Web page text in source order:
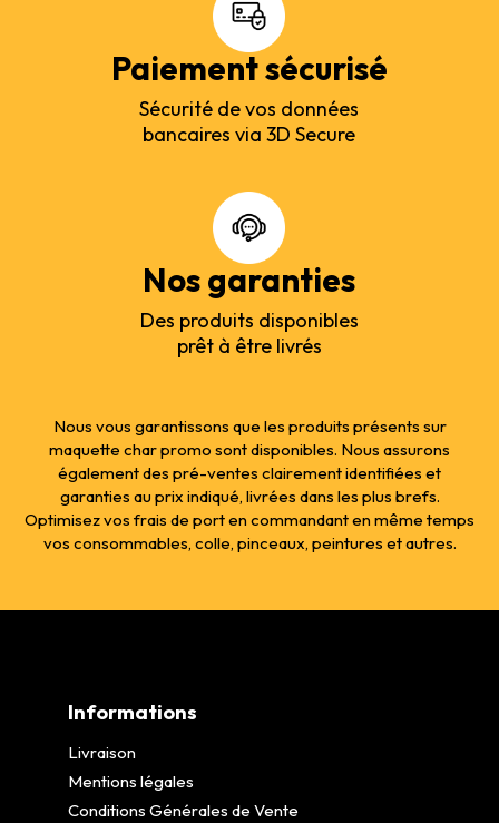
Paiement sécurisé
Sécurité de vos données
bancaires via 3D Secure
Nos garanties
Des produits disponibles
prêt à être livrés
Nous vous garantissons que les produits présents sur
maquette char promo sont disponibles. Nous assurons
également des pré-ventes clairement identifiées et
garanties au prix indiqué, livrées dans les plus brefs.
Optimisez vos frais de port en commandant en même temps
vos consommables, colle, pinceaux, peintures et autres.
Informations
Livraison
Mentions légales
Conditions Générales de Vente